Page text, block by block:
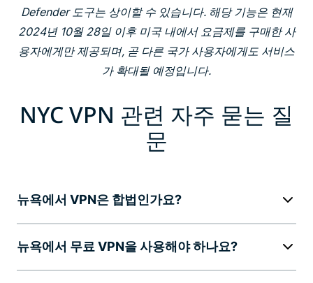
Defender 도구는 상이할 수 있습니다. 해당 기능은 현재
2024년 10월 28일 이후 미국 내에서 요금제를 구매한 사
용자에게만 제공되며, 곧 다른 국가 사용자에게도 서비스
가 확대될 예정입니다.
NYC VPN 관련 자주 묻는 질
문
뉴욕에서 VPN은 합법인가요?
뉴욕에서 무료 VPN을 사용해야 하나요?